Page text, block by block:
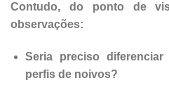
Contudo, do ponto de
observações:
Seria preciso
perfis de noivos?